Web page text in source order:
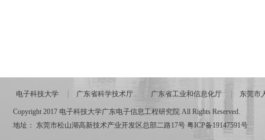
电子科技大学 广东省科学技术厅 广东省工业和信息化厅 东莞市
Copyright 2017 电子科技大学广东电子信息工程研究院 All Rights Reserved.
地址： 东莞市松山湖高新技术产业开发区总部二路17号 粤ICP备19147591号